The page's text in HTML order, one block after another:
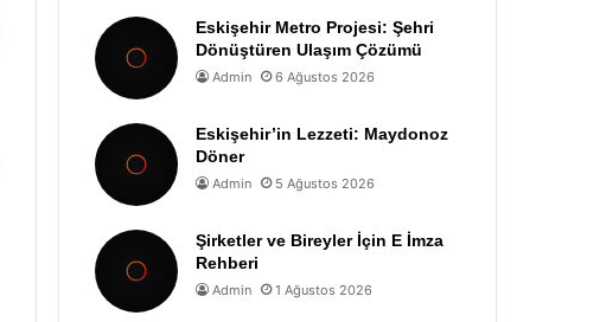
Eskişehir Metro Projesi: Şehri
Dönüştüren Ulaşım Çözümü
Admin 6 Ağustos 2026
Eskişehir’in Lezzeti: Maydonoz
Döner
Admin 5 Ağustos 2026
Şirketler ve Bireyler İçin E İmza
Rehberi
Admin 1 Ağustos 2026